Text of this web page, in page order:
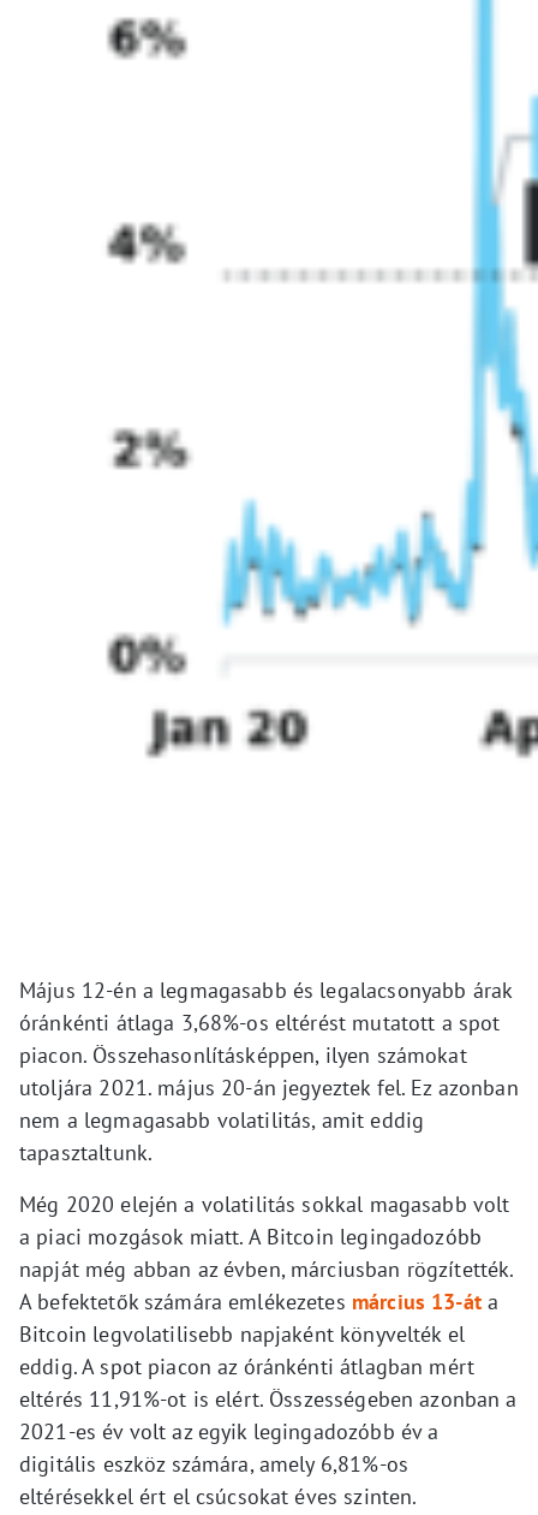
Május 12-én a legmagasabb és legalacsonyabb árak
óránkénti átlaga 3,68%-os eltérést mutatott a spot
piacon. Összehasonlításképpen, ilyen számokat
utoljára 2021. május 20-án jegyeztek fel. Ez azonban
nem a legmagasabb volatilitás, amit eddig
tapasztaltunk.
Még 2020 elején a volatilitás sokkal magasabb volt
a piaci mozgások miatt. A Bitcoin legingadozóbb
napját még abban az évben, márciusban rögzítették.
A befektetők számára emlékezetes március 13-áta
Bitcoin legvolatilisebb napjaként könyvelték el
eddig. A spot piacon az óránkénti átlagban mért
eltérés 11,91%-ot is elért. Összességeben azonban a
2021-es év volt az egyik legingadozóbb év a
digitális eszköz számára, amely 6,81%-os
eltérésekkel ért el csúcsokat éves szinten.